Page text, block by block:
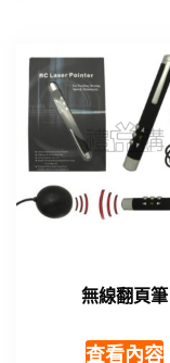
無線翻頁筆
查看內容